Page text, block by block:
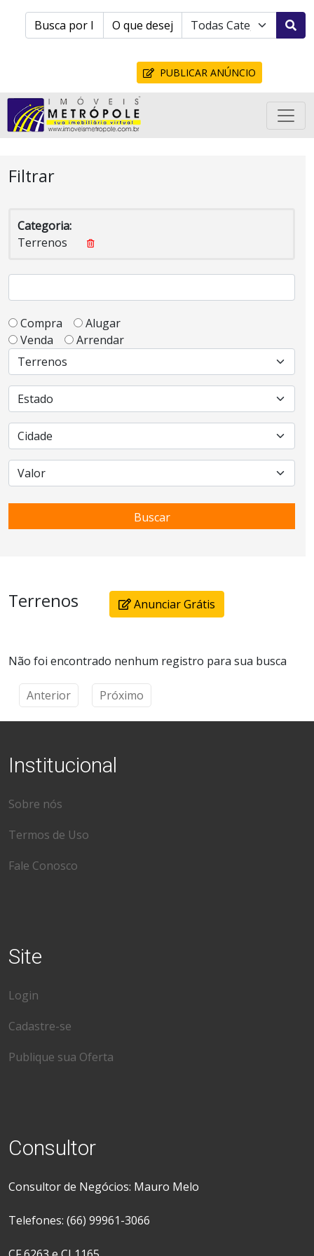
PUBLICAR ANÚNCIO
Filtrar
Categoria:
Terrenos
Compra
Alugar
Venda
Arrendar
Buscar
Terrenos Anunciar Grátis
Não foi encontrado nenhum registro para sua busca
Anterior Próximo
Institucional
Sobre nós
Termos de Uso
Fale Conosco
Site
Login
Cadastre-se
Publique sua Oferta
Consultor
Consultor de Negócios: Mauro Melo
Telefones: (66) 99961-3066